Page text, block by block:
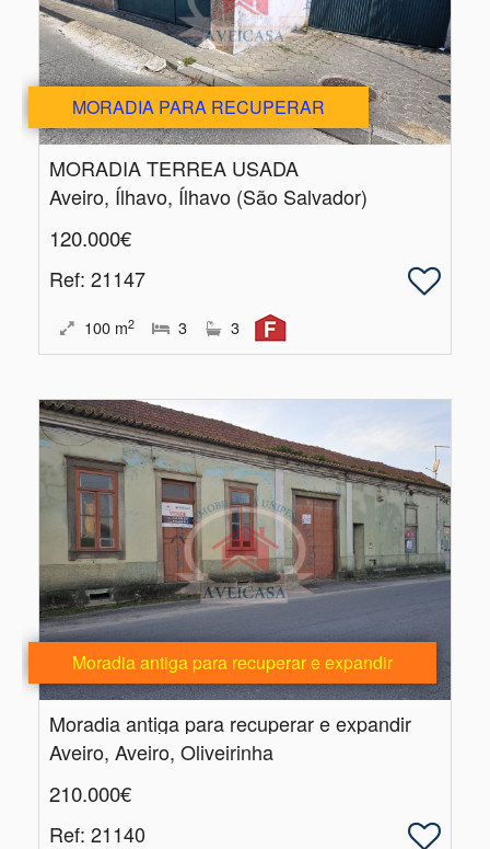
MORADIA PARA RECUPERAR
MORADIA TERREA USADA
Aveiro, Ílhavo, Ílhavo (São Salvador)
120.000€
Ref: 21147
100 m2 3 3
Moradia antiga para recuperar e expandir
Moradia antiga para recuperar e expandir
Aveiro, Aveiro, Oliveirinha
210.000€
Ref: 21140